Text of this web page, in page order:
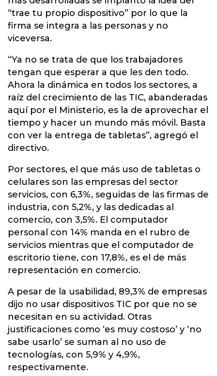
“trae tu propio dispositivo” por lo que la
firma se integra a las personas y no
viceversa.
“Ya no se trata de que los trabajadores
tengan que esperar a que les den todo.
Ahora la dinámica en todos los sectores, a
raíz del crecimiento de las TIC, abanderadas
aquí por el Ministerio, es la de aprovechar el
tiempo y hacer un mundo más móvil. Basta
con ver la entrega de tabletas”, agregó el
directivo.
Por sectores, el que más uso de tabletas o
celulares son las empresas del sector
servicios, con 6,3%, seguidas de las firmas de
industria, con 5,2%, y las dedicadas al
comercio, con 3,5%. El computador
personal con 14% manda en el rubro de
servicios mientras que el computador de
escritorio tiene, con 17,8%, es el de más
representación en comercio.
A pesar de la usabilidad, 89,3% de empresas
dijo no usar dispositivos TIC por que no se
necesitan en su actividad. Otras
justificaciones como ‘es muy costoso’ y ‘no
sabe usarlo’ se suman al no uso de
tecnologías, con 5,9% y 4,9%,
respectivamente.